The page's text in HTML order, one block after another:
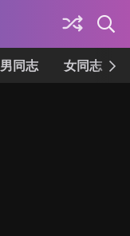
男同志 女同志